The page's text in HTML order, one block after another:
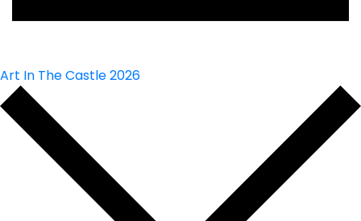
Art In The Castle 2026